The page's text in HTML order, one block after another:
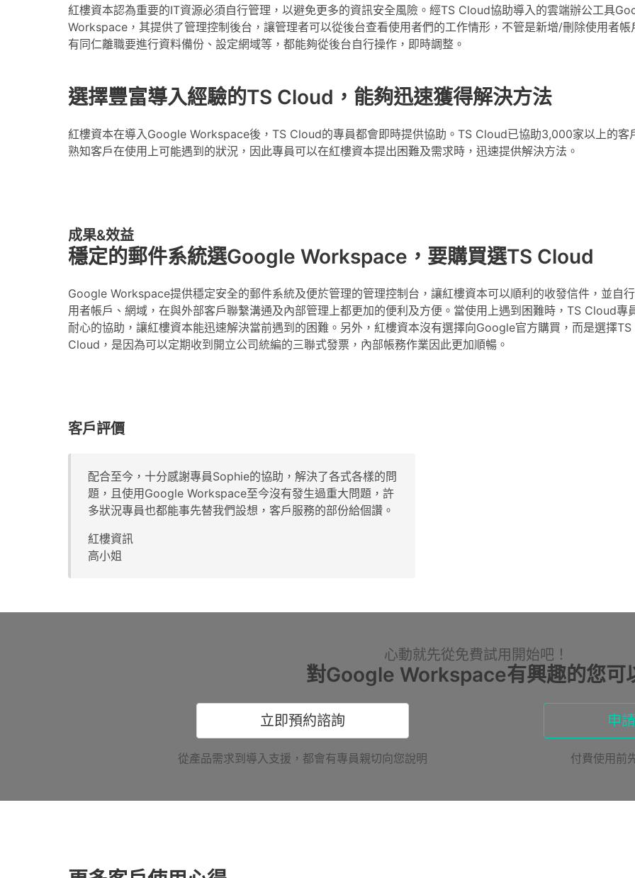
紅樓資本認為重要的IT資源必須自行管理，以避免更多的資訊安全風險。經TS Cloud協助導入的雲端辦公工具
Workspace，其提供了管理控制後台，讓管理者可以從後台查看使用者們的工作情形，不管是新增/刪除使用者帳
有同仁離職要進行資料備份、設定網域等，都能夠從後台自行操作，即時調整。
選擇豐富導入經驗的TS Cloud，能夠迅速獲得解決方法
紅樓資本在導入Google Workspace後，TS Cloud的專員都會即時提供協助。TS Cloud已協助3,000家以上的客
熟知客戶在使用上可能遇到的狀況，因此專員可以在紅樓資本提出困難及需求時，迅速提供解決方法。
成果&效益
穩定的郵件系統選Google Workspace，要購買選TS Cloud
Google Workspace提供穩定安全的郵件系統及便於管理的管理控制台，讓紅樓資本可以順利的收發信件，並自
用者帳戶、網域，在與外部客戶聯繫溝通及內部管理上都更加的便利及方便。當使用上遇到困難時，TS Cloud專
耐心的協助，讓紅樓資本能迅速解決當前遇到的困難。另外，紅樓資本沒有選擇向Google官方購買，而是選擇TS
Cloud，是因為可以定期收到開立公司統編的三聯式發票，內部帳務作業因此更加順暢。
客戶評價
配合至今，十分感謝專員Sophie的協助，解決了各式各樣的問
題，且使用Google Workspace至今沒有發生過重大問題，許
多狀況專員也都能事先替我們設想，客戶服務的部份給個讚。
紅樓資訊
高小姐
心動就先從免費試用開始吧！
對Google Workspace有興趣的您可
立即預約諮詢
從產品需求到導入支援，都會有專員親切向您說明
申
付費使用前